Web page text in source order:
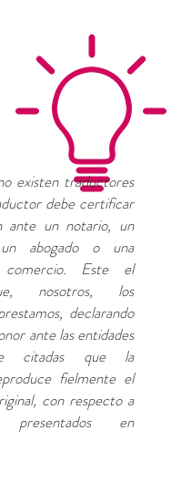
existen traductores
debe certificar
ante un notario, un
abogado o una
Este el
nosotros, los
declarando
ante las entidades
citadas que la
fielmente el
con respecto a
presentados en